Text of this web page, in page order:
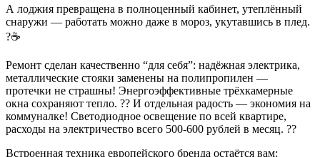
А лоджия превращена в полноценный кабинет, утеплённый
снаружи — работать можно даже в мороз, укутавшись в плед.
?☕
Ремонт сделан качественно “для себя”: надёжная электрика,
металлические стояки заменены на полипропилен —
протечки не страшны! Энергоэффективные трёхкамерные
окна сохраняют тепло. ?? И отдельная радость — экономия на
коммуналке! Светодиодное освещение по всей квартире,
расходы на электричество всего 500-600 рублей в месяц. ??
Встроенная техника европейского бренда остаётся вам: